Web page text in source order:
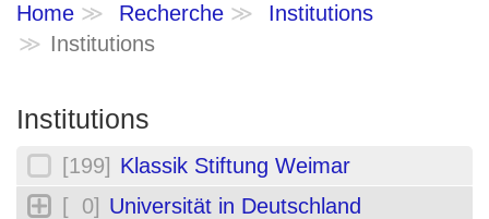
Home Recherche
Institutions
Institutions
Institutions
[199] Klassik Stiftung Weimar
[ 0] Universität in Deutschland